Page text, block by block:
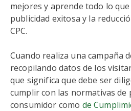
mejores y aprende todo lo
publicidad exitosa y la
CPC.
Cuando realiza una campaña
recopilando datos de los
que significa que debe ser
cumplir con las normativas de
consumidor como de